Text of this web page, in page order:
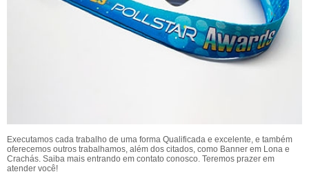
Executamos cada trabalho de uma forma Qualificada e excelente, e também
oferecemos outros trabalhamos, além dos citados, como Banner em Lona e
Crachás. Saiba mais entrando em contato conosco. Teremos prazer em
atender você!